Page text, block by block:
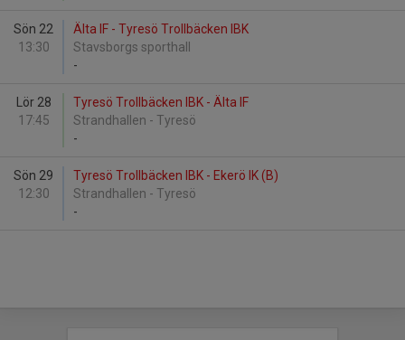
Sön 22
13:30
Älta IF - Tyresö Trollbäcken IBK
Stavsborgs sporthall
-
Lör 28
17:45
Tyresö Trollbäcken IBK - Älta IF
Strandhallen - Tyresö
-
Sön 29
12:30
Tyresö Trollbäcken IBK - Ekerö IK (B)
Strandhallen - Tyresö
-